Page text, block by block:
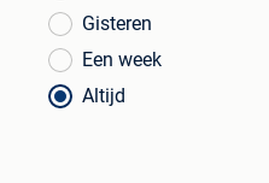
Gisteren
Een week
Altijd